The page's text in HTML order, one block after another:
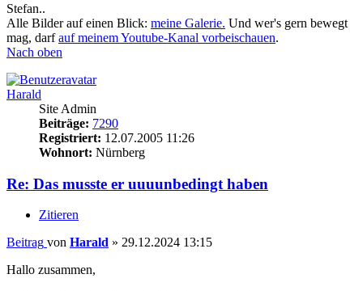
Stefan..
Alle Bilder auf einen Blick: meine Galerie. Und wer's gern bewegt
mag, darfauf meinem Youtube-Kanal vorbeischauen.
Nach oben
Harald
Site Admin
Beiträge: 7290
Registriert: 12.07.2005 11:26
Wohnort: Nürnberg
Re: Das musste er uuuunbedingt haben
Zitieren
Beitrag von Harald » 29.12.2024 13:15
Hallo zusammen,